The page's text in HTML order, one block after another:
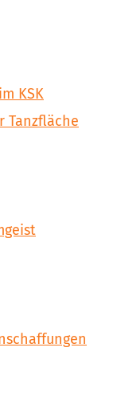
KSK
Tanzfläche